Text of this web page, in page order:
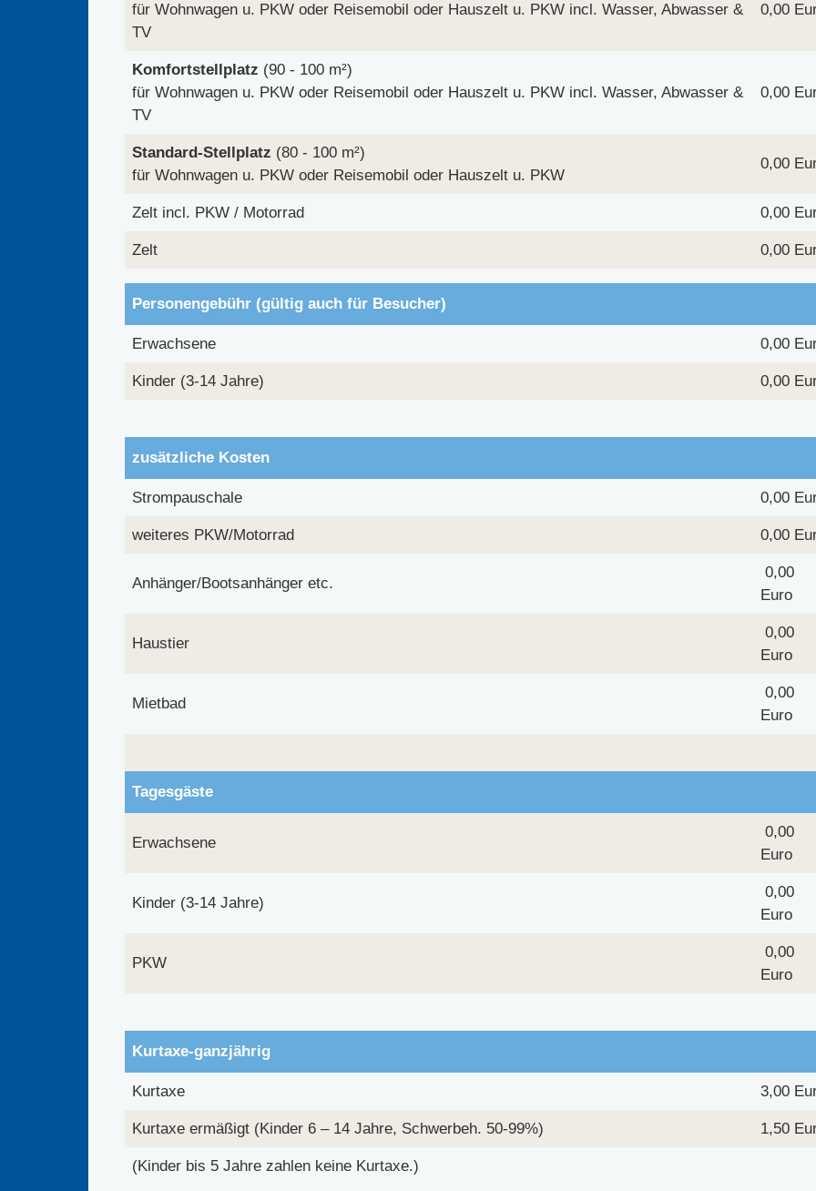
für Wohnwagen u. PKW oder Reisemobil oder Hauszelt u. PKW incl. Wasser, Abwasser &
TV
0,00
Komfortstellplatz (90 - 100 m²)
für Wohnwagen u. PKW oder Reisemobil oder Hauszelt u. PKW incl. Wasser, Abwasser &
TV
0,00
Standard-Stellplatz (80 - 100 m²)
für Wohnwagen u. PKW oder Reisemobil oder Hauszelt u. PKW
0,00
Zelt incl. PKW / Motorrad 0,00
Zelt 0,00
Personengebühr (gültig auch für Besucher)
Erwachsene 0,00
Kinder (3-14 Jahre) 0,00
zusätzliche Kosten
Strompauschale 0,00
weiteres PKW/Motorrad 0,00
Anhänger/Bootsanhänger etc.
0,00
Euro
Haustier
0,00
Euro
Mietbad
0,00
Euro
Tagesgäste
Erwachsene
0,00
Euro
Kinder (3-14 Jahre)
0,00
Euro
PKW
0,00
Euro
Kurtaxe-ganzjährig
Kurtaxe 3,00
Kurtaxe ermäßigt (Kinder 6 – 14 Jahre, Schwerbeh. 50-99%) 1,50
(Kinder bis 5 Jahre zahlen keine Kurtaxe.)